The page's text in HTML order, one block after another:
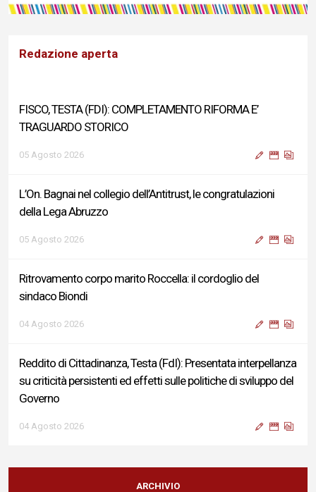
Redazione aperta
FISCO, TESTA (FDI): COMPLETAMENTO RIFORMA E’
TRAGUARDO STORICO
05 Agosto 2026
L’On. Bagnai nel collegio dell’Antitrust, le congratulazioni
della Lega Abruzzo
05 Agosto 2026
Ritrovamento corpo marito Roccella: il cordoglio del
sindaco Biondi
04 Agosto 2026
Reddito di Cittadinanza, Testa (FdI): Presentata interpellanza
su criticità persistenti ed effetti sulle politiche di sviluppo del
Governo
04 Agosto 2026
Sigismondi, Liris e Testa: “Profondo cordoglio e vicinanza al
Ministro Roccella e alla sua famiglia”
ARCHIVIO